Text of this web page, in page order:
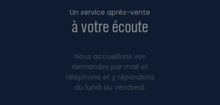
Un service après-vente
à votre écoute
Nous accueillons vos
demandes par mail et
téléphone et y répondons
du lundi au vendredi.